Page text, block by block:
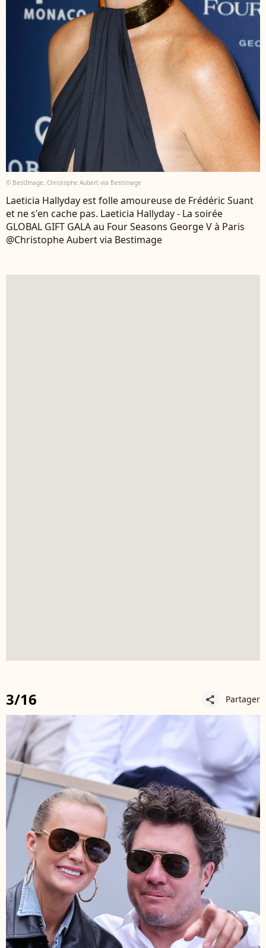
© BestImage, Christophe Aubert via Bestimage
Laeticia Hallyday est folle amoureuse de Frédéric Suant
et ne s'en cache pas. Laeticia Hallyday - La soirée
GLOBAL GIFT GALA au Four Seasons George V à Paris
@Christophe Aubert via Bestimage
3/16 share Partager